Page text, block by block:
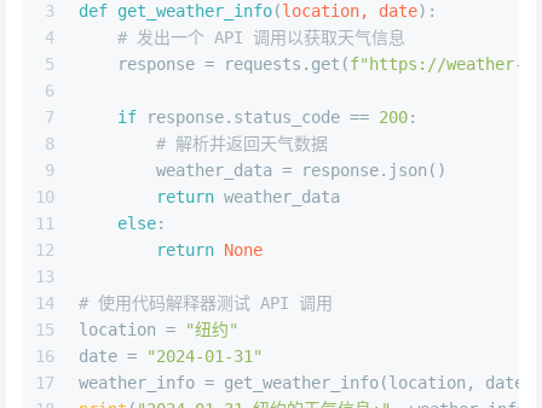
3
4
5
6
7
8
9
10
11
12
13
14
15
16
17
def get_weather_info(location, date):
# 发出一个 API 调用以获取天气信息
    response = requests.get(
f"https://weather-
if response.status_code == 200:
# 解析并返回天气数据
        weather_data = response.json()
return weather_data
else:
return None
# 使用代码解释器测试 API 调用
location =
"纽约"
date =
"2024-01-31"
weather_info = get_weather_info(location, date)